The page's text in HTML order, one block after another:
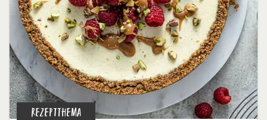
REZEPTTHEMA